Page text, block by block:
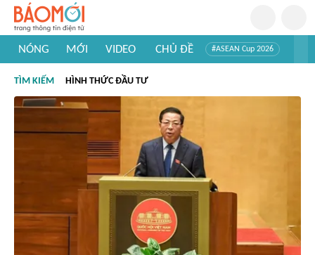
NÓNG MỚI VIDEO CHỦ ĐỀ #ASEAN Cup 2026
#Khám phá thế giới
TÌM KIẾM HÌNH THỨC ĐẦU TƯ